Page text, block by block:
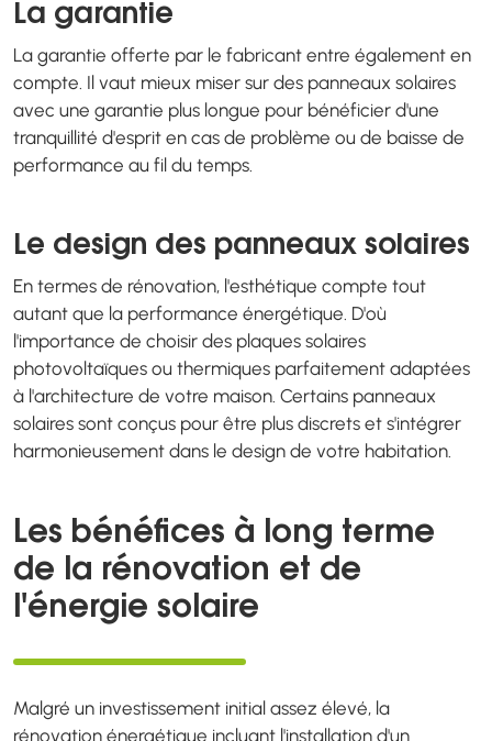
La garantie
La garantie offerte par le fabricant entre également en
compte. Il vaut mieux miser sur des panneaux solaires
avec une garantie plus longue pour bénéficier d'une
tranquillité d'esprit en cas de problème ou de baisse de
performance au fil du temps.
Le design des panneaux solaires
En termes de rénovation, l'esthétique compte tout
autant que la performance énergétique. D'où
l'importance de choisir des plaques solaires
photovoltaïques ou thermiques parfaitement adaptées
à l'architecture de votre maison. Certains panneaux
solaires sont conçus pour être plus discrets et s'intégrer
harmonieusement dans le design de votre habitation.
Les bénéfices à long terme
de la rénovation et de
l'énergie solaire
Malgré un investissement initial assez élevé, la
rénovation énergétique incluant l'installation d'un